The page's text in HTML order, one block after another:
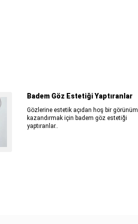
Badem Göz Estetiği Yaptıranlar
Gözlerine estetik açıdan hoş bir görünüm
kazandırmak için badem göz estetiği
yaptıranlar..